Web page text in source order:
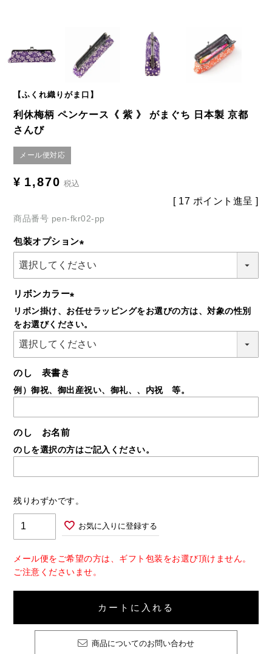
【ふくれ織りがま口】
利休梅柄 ペンケース《 紫 》 がまぐち 日本製 京都
さんび
メール便対応
¥ 1,870 税込
[ 17 ポイント進呈 ]
商品番号 pen-fkr02-pp
包装オプション
(必
リボンカラー
(必
須)
リボン掛け、お任せラッピングをお選びの方は、対象の性別
をお選びください。
のし 表書き
例）御祝、御出産祝い、御礼、、内祝 等。
のし お名前
のしを選択の方はご記入ください。
残りわずかです。
お気に入りに登録する
メール便をご希望の方は、ギフト包装をお選び頂けません。
ご注意くださいませ。
カートに入れる
商品についてのお問い合わせ